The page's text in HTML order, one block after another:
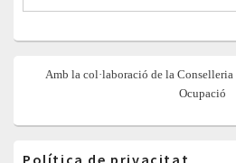
Amb la col·laboració de la
Ocupació